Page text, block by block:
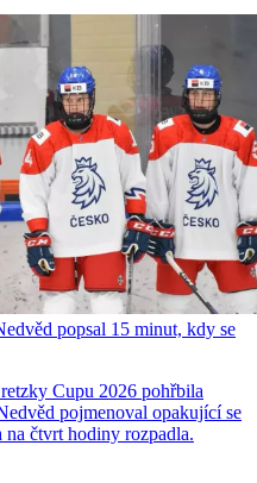
popsal 15 minut, kdy se
Cupu 2026 pohřbila
pojmenoval opakující se
na čtvrt hodiny rozpadla.